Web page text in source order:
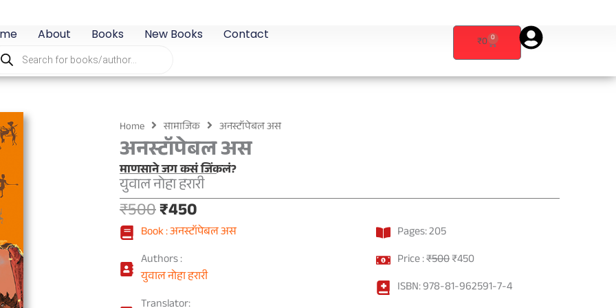
About Books New Books Contact
₹0 0
Cart
Home सामाजिक अनस्टॉपेबल अस
अनस्टॉपेबल अस
माणसाने जग कसं जिंकलं?
युवाल नोहा हरारी
₹500Original
price
₹500.
₹450
price
₹450.
Book : अनस्टॉपेबल अस
Authors :
युवाल नोहा हरारी
Pages:205
Price :₹500Original
was:
₹450Current
is:
ISBN:978-81-962591-7-4